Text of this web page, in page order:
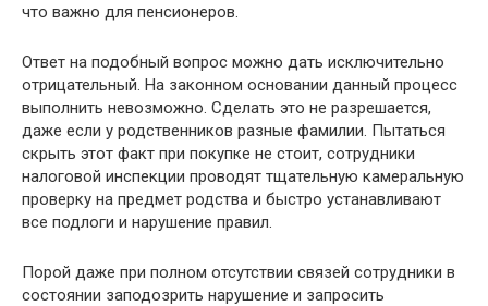
что важно для пенсионеров.
Ответ на подобный вопрос можно дать исключительно
отрицательный. На законном основании данный процесс
выполнить невозможно. Сделать это не разрешается,
даже если у родственников разные фамилии. Пытаться
скрыть этот факт при покупке не стоит, сотрудники
налоговой инспекции проводят тщательную камеральную
проверку на предмет родства и быстро устанавливают
все подлоги и нарушение правил.
Порой даже при полном отсутствии связей сотрудники в
состоянии заподозрить нарушение и запросить